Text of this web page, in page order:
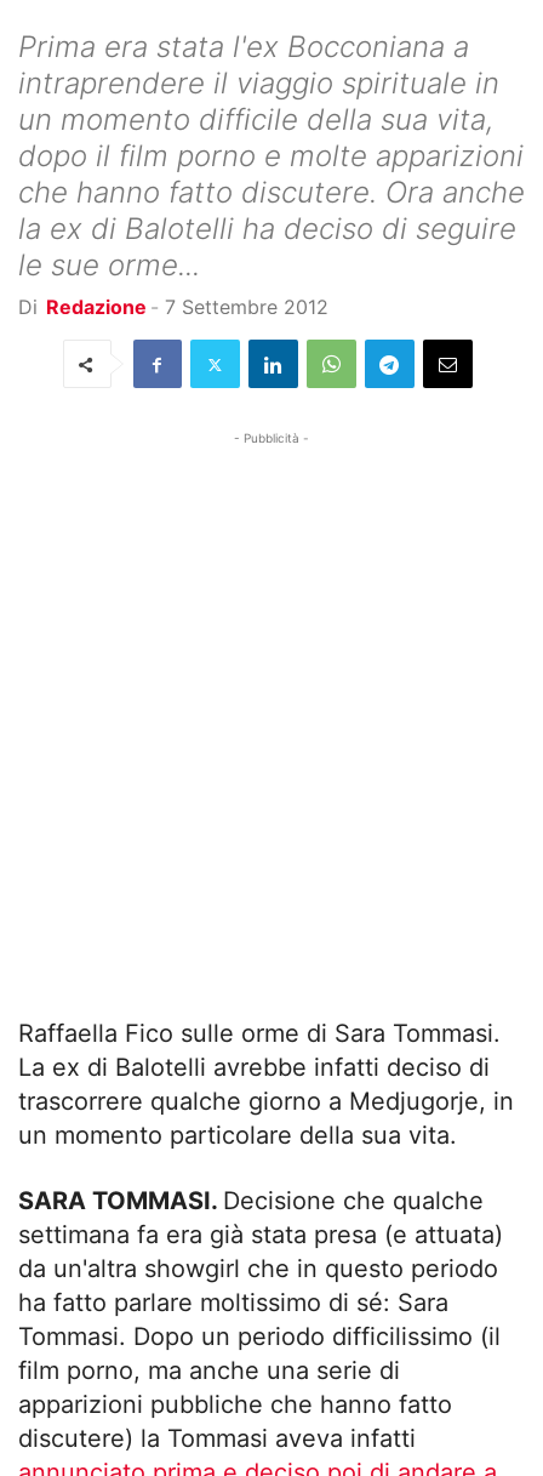
Prima era stata l'ex Bocconiana a
intraprendere il viaggio spirituale in
un momento difficile della sua vita,
dopo il film porno e molte apparizioni
che hanno fatto discutere. Ora anche
la ex di Balotelli ha deciso di seguire
le sue orme...
Di Redazione - 7 Settembre 2012
- Pubblicità -
Raffaella Fico sulle orme di Sara Tommasi.
La ex di Balotelli avrebbe infatti deciso di
trascorrere qualche giorno a Medjugorje, in
un momento particolare della sua vita.
SARA TOMMASI. Decisione che qualche
settimana fa era già stata presa (e attuata)
da un'altra showgirl che in questo periodo
ha fatto parlare moltissimo di sé: Sara
Tommasi. Dopo un periodo difficilissimo (il
film porno, ma anche una serie di
apparizioni pubbliche che hanno fatto
discutere) la Tommasi aveva infatti